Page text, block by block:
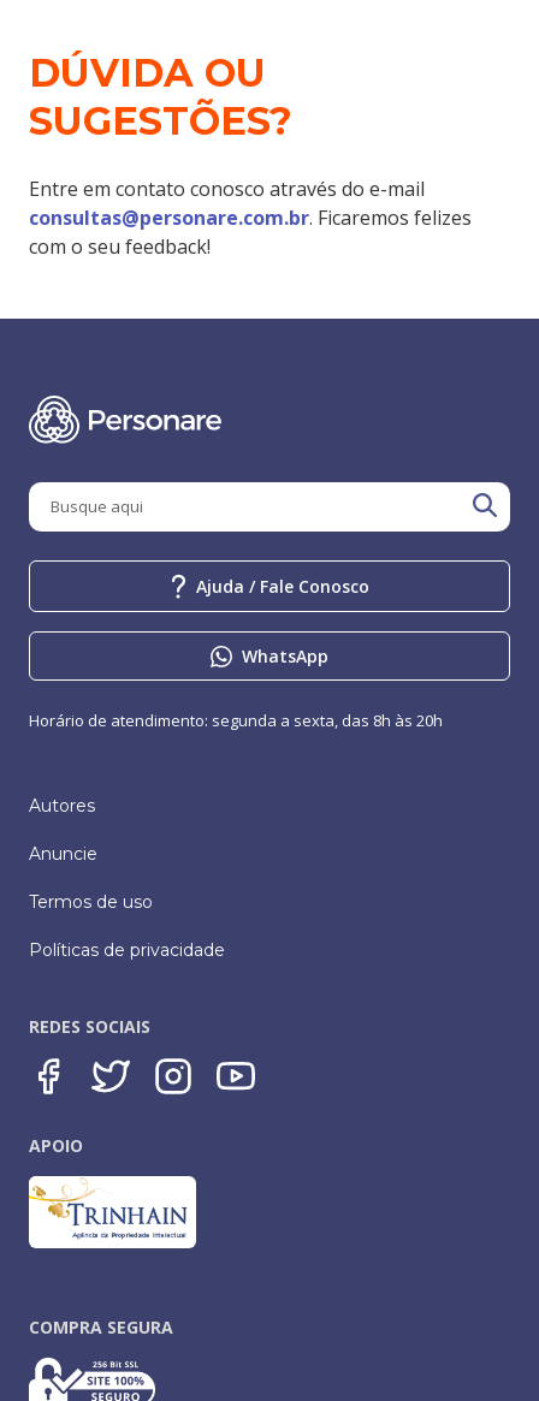
DÚVIDA OU
SUGESTÕES?
Entre em contato conosco através do e-mail
consultas@personare.com.br. Ficaremos felizes
com o seu feedback!
Ajuda / Fale Conosco
WhatsApp
Horário de atendimento: segunda a sexta, das 8h às 20h
Autores
Anuncie
Termos de uso
Políticas de privacidade
REDES SOCIAIS
APOIO
COMPRA SEGURA